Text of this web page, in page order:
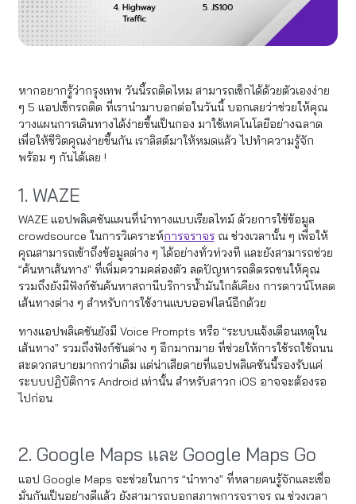
หากอยากรู้ว่ากรุงเทพ วันนี้รถติดไหม สามารถเช็กได้ด้วยตัวเองง่าย
ๆ 5 แอปเช็กรถติด ที่เรานำมาบอกต่อในวันนี้ บอกเลยว่าช่วยให้คุณ
วางแผนการเดินทางได้ง่ายขึ้นเป็นกอง มาใช้เทคโนโลยีอย่างฉลาด
เพื่อให้ชีวิตคุณง่ายขึ้นกัน เราลิสต์มาให้หมดแล้ว ไปทำความรู้จัก
พร้อม ๆ กันได้เลย !
1. WAZE
WAZE แอปพลิเคชันแผนที่นำทางแบบเรียลไทม์ ด้วยการใช้ข้อมูล
crowdsource ในการวิเคราะห์การจราจรณ ช่วงเวลานั้น ๆ เพื่อให้
คุณสามารถเข้าถึงข้อมูลต่าง ๆ ได้อย่างทั่วท่วงที และยังสามารถช่วย
“ค้นหาเส้นทาง” ที่เพิ่มความคล่องตัว ลดปัญหารถติดรถชนให้คุณ
รวมถึงยังมีฟังก์ชันค้นหาสถานีบริการน้ำมันใกล้เคียง การดาวน์โหลด
เส้นทางต่าง ๆ สำหรับการใช้งานแบบออฟไลน์อีกด้วย
ทางแอปพลิเคชันยังมี Voice Prompts หรือ “ระบบแจ้งเตือนเหตุใน
เส้นทาง” รวมถึงฟังก์ชันต่าง ๆ อีกมากมาย ที่ช่วยให้การใช้รถใช้ถนน
สะดวกสบายมากกว่าเดิม แต่น่าเสียดายที่แอปพลิเคชันนี้รองรับแค่
ระบบปฏิบัติการ Android เท่านั้น สำหรับสาวก iOS อาจจะต้องรอ
ไปก่อน
2. Google Maps และ Google Maps Go
แอป Google Maps จะช่วยในการ “นำทาง” ที่หลายคนรู้จักและเชื่อ
มั่นกันเป็นอย่างดีแล้ว ยังสามารถบอกสภาพการจราจร ณ ช่วงเวลา